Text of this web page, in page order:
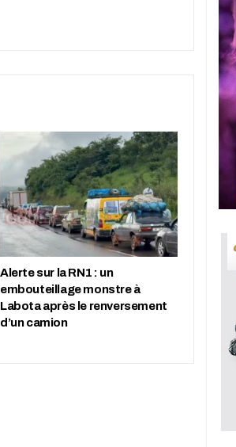
Alerte sur la RN1 : un
embouteillage monstre à
Labota après le renversement
d’un camion